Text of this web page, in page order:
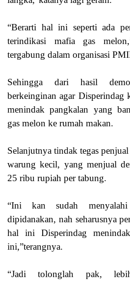
“Berarti hal ini seperti ada
terindikasi mafia gas
tergabung dalam organisasi
Sehingga dari hasil
berkeinginan agar Disperindag
menindak pangkalan yang
gas melon ke rumah makan.
Selanjutnya tindak tegas
warung kecil, yang menjual
25 ribu rupiah per tabung.
“Ini kan sudah
dipidanakan, nah seharusnya
hal ini Disperindag menindak
ini,”terangnya.
“Jadi tolonglah pak,